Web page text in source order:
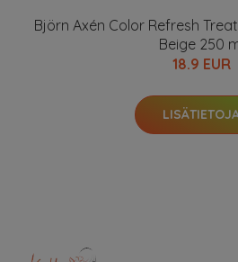
Björn Axén Color Refresh
Beige 250
18.9 EUR